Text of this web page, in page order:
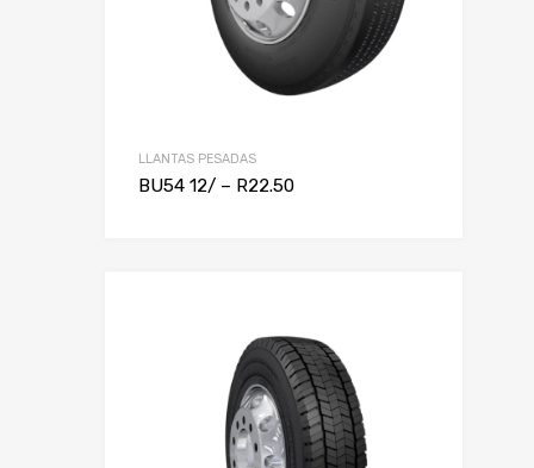
LLANTAS PESADAS
BU54 12/ – R22.50